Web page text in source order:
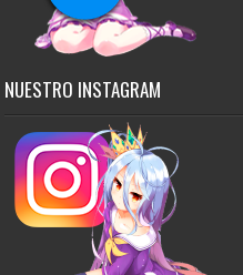
NUESTRO INSTAGRAM